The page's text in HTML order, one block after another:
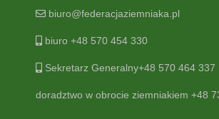
biuro@federacjaziemniaka.pl
biuro +48 570 454 330
Sekretarz Generalny+48 570 464 337
doradztwo w obrocie ziemniakiem +48